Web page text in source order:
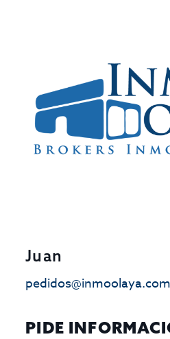
Juan
pedidos@inmoolaya.com
PIDE